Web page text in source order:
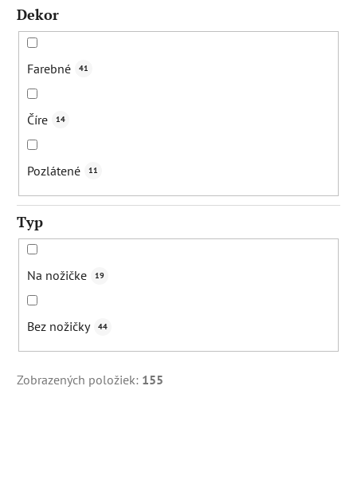
Dekor
Farebné 41
Číre 14
Pozlátené 11
Typ
Na nožičke 19
Bez nožičky 44
Zobrazených položiek: 155